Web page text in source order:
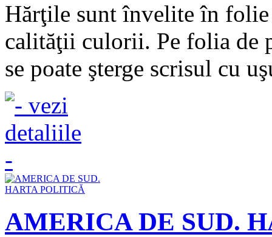
Hărţile sunt învelite în folie
calităţii culorii. Pe folia de
se poate şterge scrisul cu
AMERICA DE SUD.